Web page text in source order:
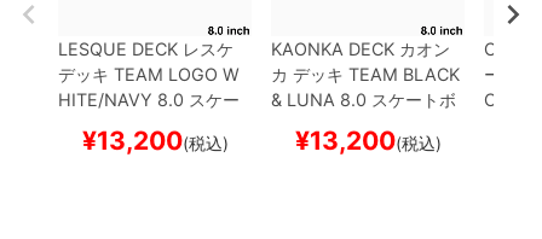
LESQUE DECK レスケ
デッキ TEAM LOGO W
HITE/NAVY 8.0 スケー
¥13,200(税込)
KAONKA DECK カオン
カ デッキ TEAM BLACK
& LUNA 8.0 スケートボ
¥13,200(税込)
ーチャ
OGO